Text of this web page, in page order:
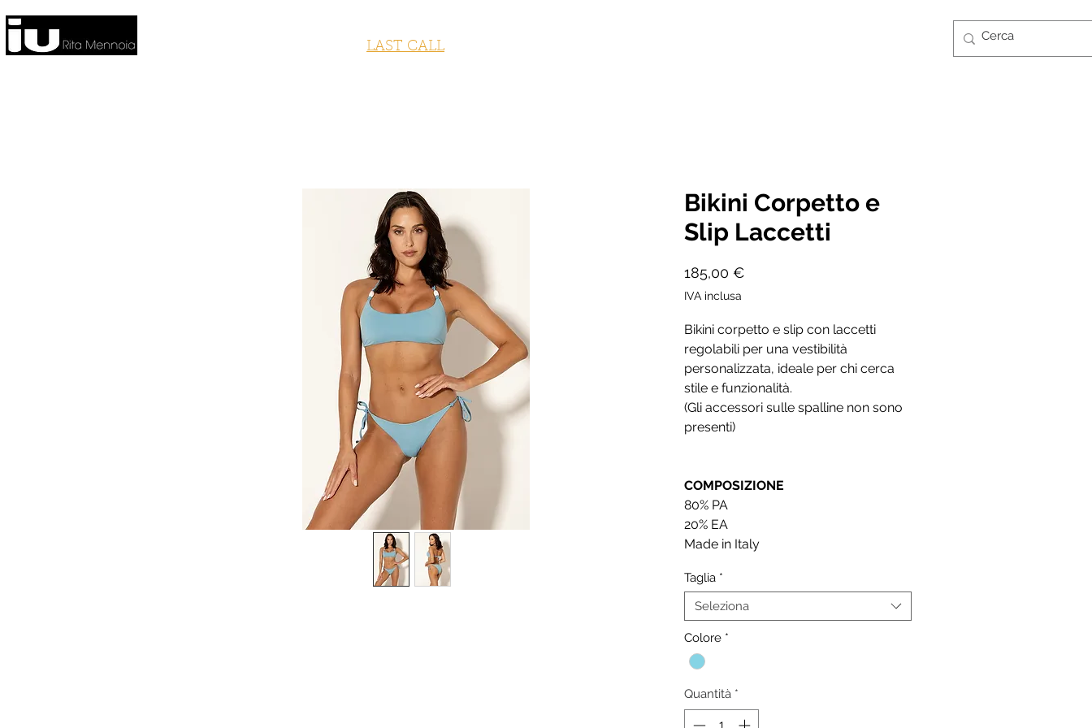
LAST CALL
COSTUMI DA BAGNO
Bikini Corpetto e
Slip Laccetti
185,00 €Prezzo
IVA inclusa
Bikini corpetto e slip con laccetti
regolabili per una vestibilità
personalizzata, ideale per chi cerca
stile e funzionalità.
(Gli accessori sulle spalline non sono
presenti)
COMPOSIZIONE
80% PA
20% EA
Made in Italy
Taglia *
Seleziona
Colore *
Quantità *